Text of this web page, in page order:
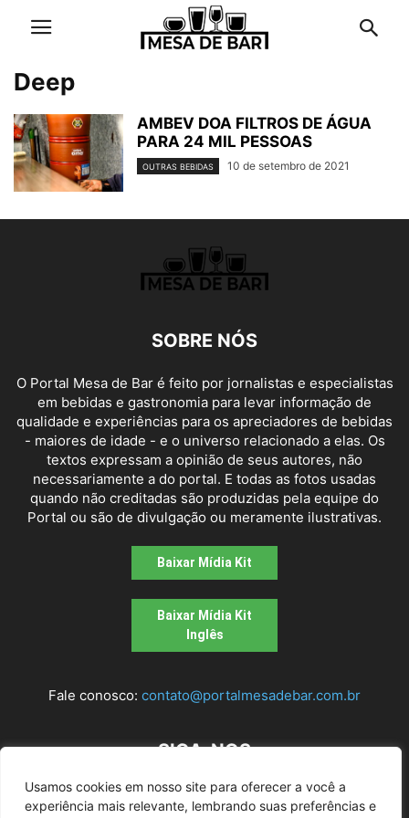
Usamos cookies em nosso site para oferecer a você a
experiência mais relevante, lembrando suas preferências e
Deep
AMBEV DOA FILTROS DE ÁGUA
PARA 24 MIL PESSOAS
OUTRAS BEBIDAS 10 de setembro de 2021
SOBRE NÓS
O Portal Mesa de Bar é feito por jornalistas e especialistas
em bebidas e gastronomia para levar informação de
qualidade e experiências para os apreciadores de bebidas
- maiores de idade - e o universo relacionado a elas. Os
textos expressam a opinião de seus autores, não
necessariamente a do portal. E todas as fotos usadas
quando não creditadas são produzidas pela equipe do
Portal ou são de divulgação ou meramente ilustrativas.
Baixar Mídia Kit
Baixar Mídia Kit
Inglês
Fale conosco: contato@portalmesadebar.com.br
SIGA-NOS